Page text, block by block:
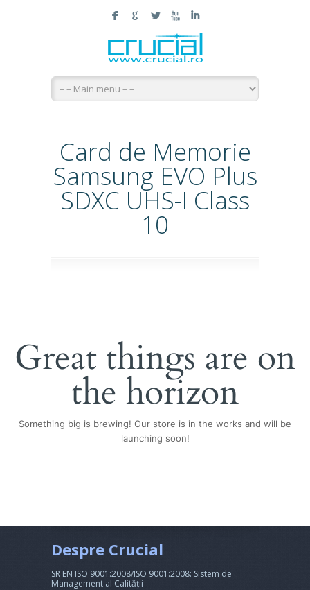
F G L X I
Card de Memorie
Samsung EVO Plus
SDXC UHS-I Class
10
Great things are on
the horizon
Something big is brewing! Our store is in the works and will be
launching soon!
Despre Crucial
SR EN ISO 9001:2008/ISO 9001:2008: Sistem de
Management al Calității